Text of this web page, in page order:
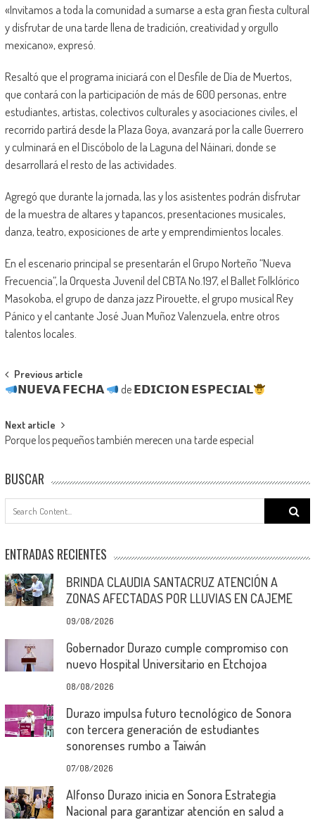
«Invitamos a toda la comunidad a sumarse a esta gran fiesta cultural
y disfrutar de una tarde llena de tradición, creatividad y orgullo
mexicano», expresó.
Resaltó que el programa iniciará con el Desfile de Día de Muertos,
que contará con la participación de más de 600 personas, entre
estudiantes, artistas, colectivos culturales y asociaciones civiles, el
recorrido partirá desde la Plaza Goya, avanzará por la calle Guerrero
y culminará en el Discóbolo de la Laguna del Náinari, donde se
desarrollará el resto de las actividades.
Agregó que durante la jornada, las y los asistentes podrán disfrutar
de la muestra de altares y tapancos, presentaciones musicales,
danza, teatro, exposiciones de arte y emprendimientos locales.
En el escenario principal se presentarán el Grupo Norteño “Nueva
Frecuencia”, la Orquesta Juvenil del CBTA No.197, el Ballet Folklórico
Masokoba, el grupo de danza jazz Pirouette, el grupo musical Rey
Pánico y el cantante José Juan Muñoz Valenzuela, entre otros
talentos locales.
Post
navigation
Previous article
𝗡𝗨𝗘𝗩𝗔 𝗙𝗘𝗖𝗛𝗔 de 𝗘𝗗𝗜𝗖𝗜𝗢𝗡 𝗘𝗦𝗣𝗘𝗖𝗜𝗔𝗟
Next article
Porque los pequeños también merecen una tarde especial
BUSCAR
Search
ENTRADAS RECIENTES
BRINDA CLAUDIA SANTACRUZ ATENCIÓN A
ZONAS AFECTADAS POR LLUVIAS EN CAJEME
09/08/2026
Gobernador Durazo cumple compromiso con
nuevo Hospital Universitario en Etchojoa
08/08/2026
Durazo impulsa futuro tecnológico de Sonora
con tercera generación de estudiantes
sonorenses rumbo a Taiwán
07/08/2026
Alfonso Durazo inicia en Sonora Estrategia
Nacional para garantizar atención en salud a